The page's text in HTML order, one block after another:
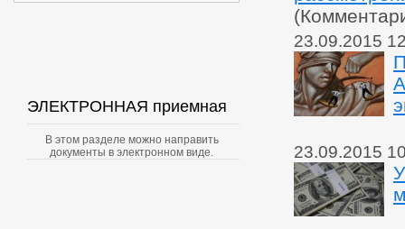
ЭЛЕКТРОННАЯ приемная
В этом разделе можно направить
документы в электронном виде.
23.09.2015
23.09.2015